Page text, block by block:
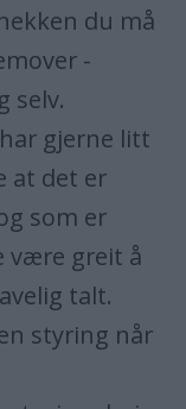
du må
-
selv.
gjerne litt
at det er
som er
være greit å
talt.
styring når